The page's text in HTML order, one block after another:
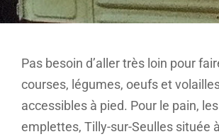
Pas besoin d’aller très loin pour
courses, légumes, oeufs et
accessibles à pied. Pour le pain,
emplettes, Tilly-sur-Seulles située